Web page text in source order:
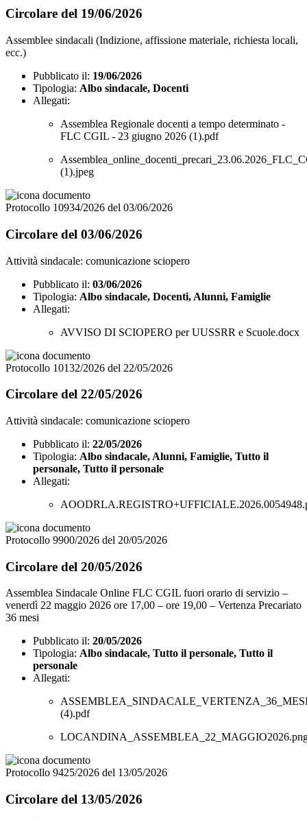
Circolare del 19/06/2026
Assemblee sindacali (Indizione, affissione materiale, richiesta locali,
ecc.)
Pubblicato il: 19/06/2026
Tipologia: Albo sindacale, Docenti
Allegati:
Assemblea Regionale docenti a tempo determinato -
FLC CGIL - 23 giugno 2026 (1).pdf
(1).jpeg
Protocollo 10934/2026 del 03/06/2026
Circolare del 03/06/2026
Attività sindacale: comunicazione sciopero
Pubblicato il: 03/06/2026
Tipologia: Albo sindacale, Docenti, Alunni, Famiglie
Allegati:
AVVISO DI SCIOPERO per UUSSRR e Scuole.docx
Protocollo 10132/2026 del 22/05/2026
Circolare del 22/05/2026
Attività sindacale: comunicazione sciopero
Pubblicato il: 22/05/2026
Tipologia: Albo sindacale, Alunni, Famiglie, Tutto il
personale, Tutto il personale
Allegati:
Protocollo 9900/2026 del 20/05/2026
Circolare del 20/05/2026
Assemblea Sindacale Online FLC CGIL fuori orario di servizio –
venerdì 22 maggio 2026 ore 17,00 – ore 19,00 – Vertenza Precariato
36 mesi
Pubblicato il: 20/05/2026
Tipologia: Albo sindacale, Tutto il personale, Tutto il
personale
Allegati:
(4).pdf
Protocollo 9425/2026 del 13/05/2026
Circolare del 13/05/2026